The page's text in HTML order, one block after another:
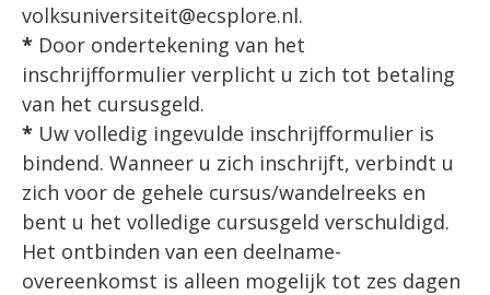
volksuniversiteit@ecsplore.nl.
* Door ondertekening van het
inschrijfformulier verplicht u zich tot betaling
van het cursusgeld.
* Uw volledig ingevulde inschrijfformulier is
bindend. Wanneer u zich inschrijft, verbindt u
zich voor de gehele cursus/wandelreeks en
bent u het volledige cursusgeld verschuldigd.
Het ontbinden van een deelname-
overeenkomst is alleen mogelijk tot zes dagen